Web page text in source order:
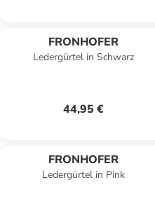
FRONHOFER
Ledergürtel in Schwarz
44,95 €
FRONHOFER
Ledergürtel in Pink